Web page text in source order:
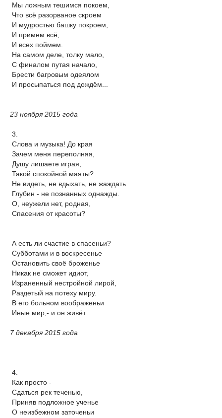
Мы ложным тешимся покоем,
Что всё разорваное скроем
И мудростью башку покроем,
И примем всё,
И всех поймем.
На самом деле, толку мало,
С финалом путая начало,
Брести багровым одеялом
И просыпаться под дождём...
23 ноября 2015 года
3.
Слова и музыка! До края
Зачем меня переполняя,
Душу лишаете играя,
Такой спокойной маяты?
Не видеть, не вдыхать, не жаждать
Глубин - не познанных однажды.
О, неужели нет, родная,
Спасения от красоты?
А есть ли счастие в спасеньи?
Субботами и в воскресенье
Остановить своё броженье
Никак не сможет идиот,
Израненный нестройной лирой,
Раздетый на потеху миру.
В его больном воображеньи
Иные мир,- и он живёт...
7 декабря 2015 года
4.
Как просто -
Сдаться рек теченью,
Приняв подложное ученье
О неизбежном заточеньи